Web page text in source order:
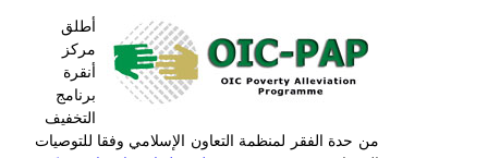
أطلق
مركز
أنقرة
برنامج
التخفيف
من حدة الفقر لمنظمة التعاون الإسلامي وفقا للتوصيات